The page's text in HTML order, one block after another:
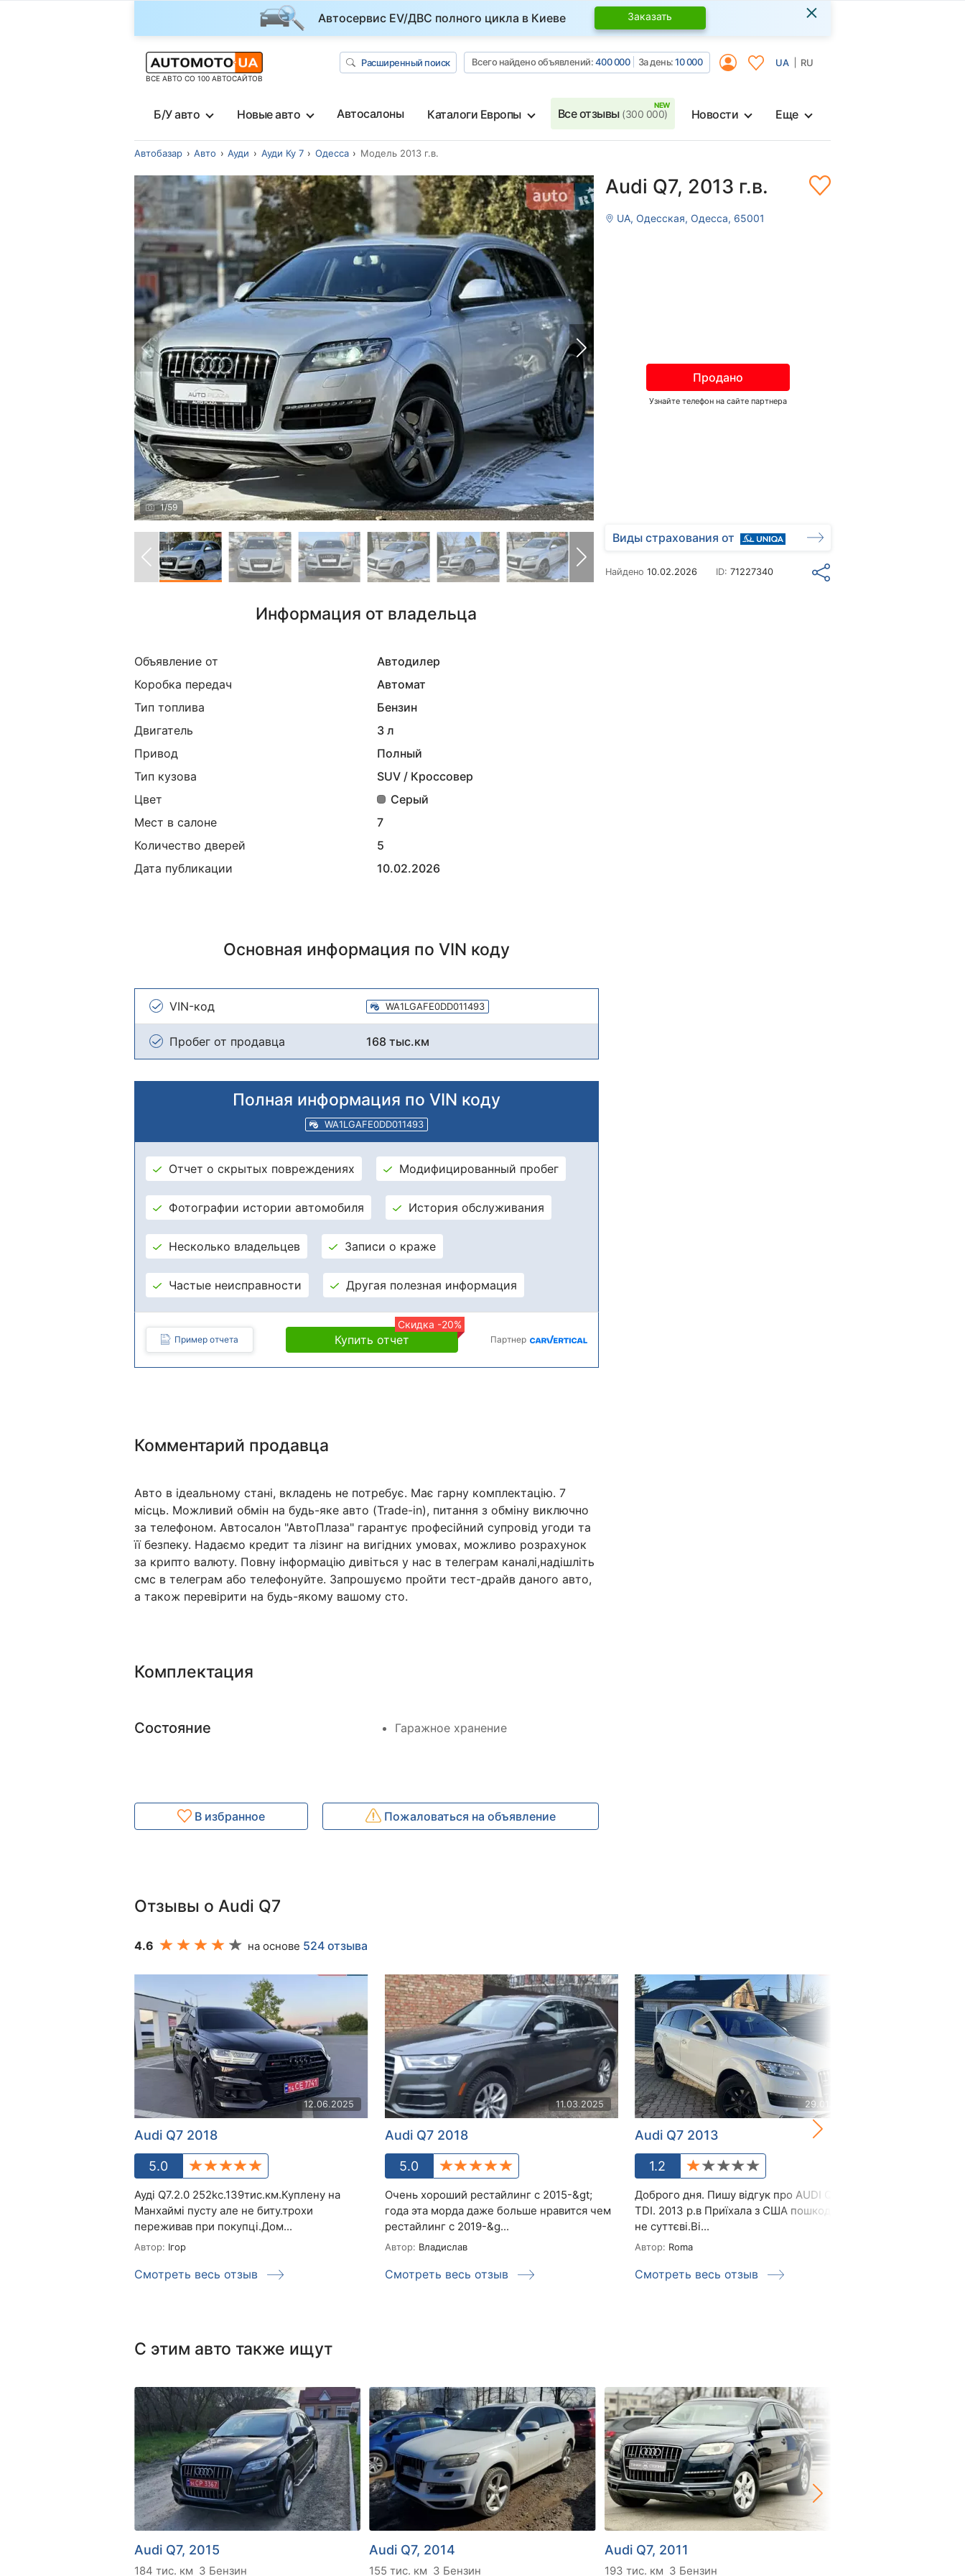
Автосервис EV/ДВС полного цикла в Киеве Заказать ×
ВСЕ АВТО СО 100 АВТОСАЙТОВ
Расширенный поиск Всего найдено объявлений:400 000 За день:10 000 UA RU
Б/У авто Новые авто Автосалоны Каталоги Европы Все отзывы (300 000) Новости Еще
Автобазар Авто Ауди Ауди Ку 7 Одесса Модель 2013 г.в.
1/59
Audi Q7, 2013 г.в.
UA, Одесская, Одесса, 65001
Продано
Узнайте телефон на сайте партнера
Виды страхования от
Найдено 10.02.2026 ID:71227340
Информация от владельца
Объявление от
Автодилер
Коробка передач
Автомат
Тип топлива
Бензин
Двигатель
3 л
Привод
Полный
Тип кузова
SUV / Кроссовер
Цвет
Серый
Мест в салоне
7
Количество дверей
5
Дата публикации
10.02.2026
Основная информация по VIN коду
VIN-код WA1LGAFE0DD011493
Пробег от продавца 168 тыс.км
Полная информация по VIN коду
WA1LGAFE0DD011493
Отчет о скрытых повреждениях Модифицированный пробег
Фотографии истории автомобиля История обслуживания
Несколько владельцев Записи о краже
Частые неисправности Другая полезная информация
Пример отчета
Скидка -20%
Купить отчет Партнер
Комментарий продавца
Авто в ідеальному стані, вкладень не потребує. Має гарну комплектацію. 7
місць. Можливий обмін на будь-яке авто (Trade-in), питання з обміну виключно
за телефоном. Автосалон "АвтоПлаза" гарантує професійний супровід угоди та
її безпеку. Надаємо кредит та лізинг на вигідних умовах, можливо розрахунок
за крипто валюту. Повну інформацію дивіться у нас в телеграм каналі,надішліть
смс в телеграм або телефонуйте. Запрошуємо пройти тест-драйв даного авто,
а також перевірити на будь-якому вашому сто.
Комплектация
Состояние Гаражное хранение
В избранное Пожаловаться на объявление
Отзывы о Audi Q7
4.6 на основе 524 отзыва
12.06.2025
Audi Q7 2018
5.0
Ауді Q7.2.0 252kc.139тис.км.Куплену на
Манхаймі пусту але не биту.трохи
переживав при покупці.Дом...
Автор: Ігор
Смотреть весь отзыв
11.03.2025
Audi Q7 2018
5.0
Очень хороший рестайлинг с 2015-&gt;
года эта морда даже больше нравится чем
рестайлинг с 2019-&g...
Автор: Владислав
Смотреть весь отзыв
29.01.2025
Audi Q7 2013
1.2
Доброго дня. Пишу відгук про AUDI Q 7 3.0
TDI. 2013 р.в Приїхала з США пошкодження
не суттєві.Ві...
Автор: Roma
Смотреть весь отзыв
С этим авто также ищут
Audi Q7, 2015
184 тис. км 3 Бензин
Audi Q7, 2014
155 тис. км 3 Бензин
Audi Q7, 2011
193 тис. км 3 Бензин